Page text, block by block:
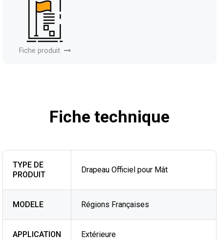
Fiche produit
Fiche technique
TYPE DE
PRODUIT
Drapeau Officiel pour Mât
MODELE Régions Françaises
APPLICATION Extérieure